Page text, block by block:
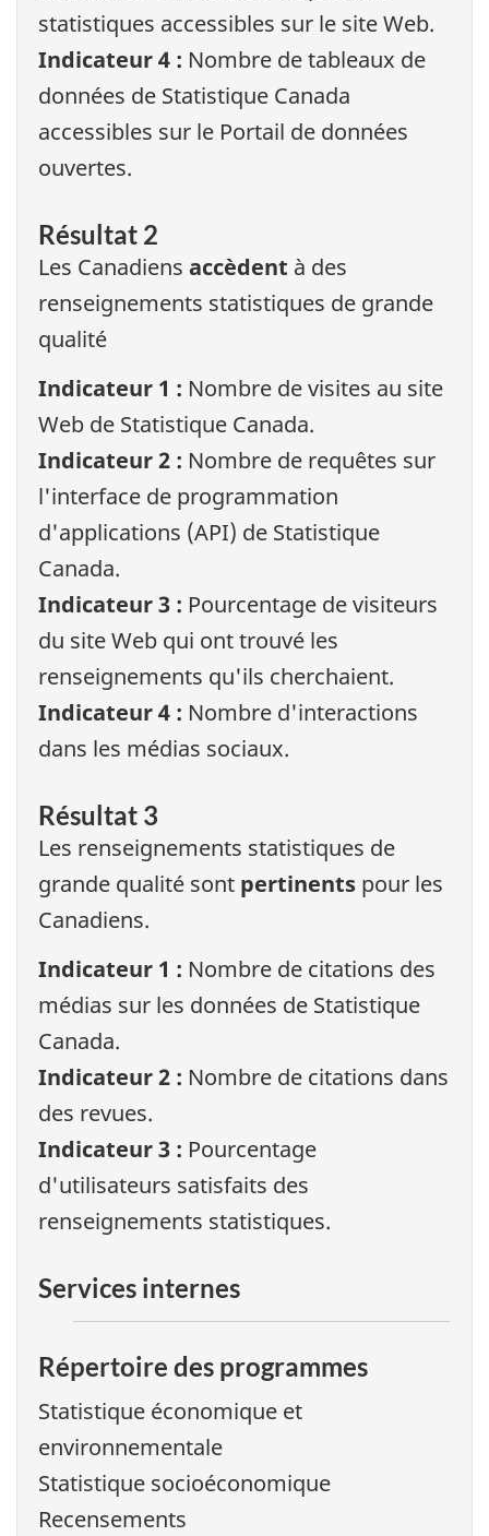
statistiques accessibles sur le site Web.
Indicateur 4 : Nombre de tableaux de
données de Statistique Canada
accessibles sur le Portail de données
ouvertes.
Résultat 2
Les Canadiens accèdent à des
renseignements statistiques de grande
qualité
Indicateur 1 : Nombre de visites au site
Web de Statistique Canada.
Indicateur 2 : Nombre de requêtes sur
l'interface de programmation
d'applications (API) de Statistique
Canada.
Indicateur 3 : Pourcentage de visiteurs
du site Web qui ont trouvé les
renseignements qu'ils cherchaient.
Indicateur 4 : Nombre d'interactions
dans les médias sociaux.
Résultat 3
Les renseignements statistiques de
grande qualité sont pertinents pour les
Canadiens.
Indicateur 1 : Nombre de citations des
médias sur les données de Statistique
Canada.
Indicateur 2 : Nombre de citations dans
des revues.
Indicateur 3 : Pourcentage
d'utilisateurs satisfaits des
renseignements statistiques.
Services internes
Répertoire des programmes
Statistique économique et
environnementale
Statistique socioéconomique
Recensements